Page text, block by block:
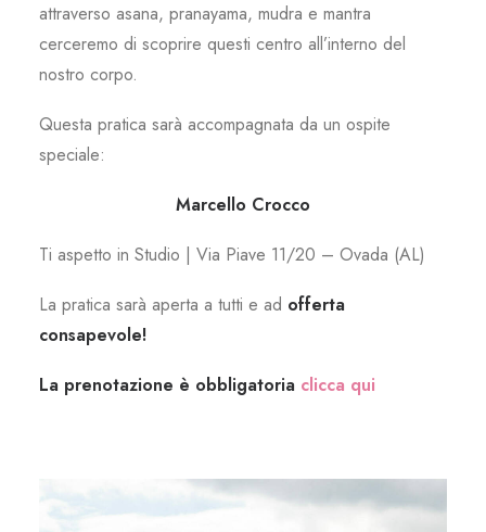
attraverso asana, pranayama, mudra e mantra
cerceremo di scoprire questi centro all’interno del
nostro corpo.
Questa pratica sarà accompagnata da un ospite
speciale:
Marcello Crocco
Ti aspetto in Studio | Via Piave 11/20 – Ovada (AL)
La pratica sarà aperta a tutti e ad offerta
consapevole!
La prenotazione è obbligatoria clicca qui